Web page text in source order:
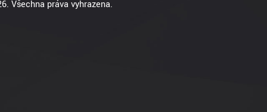
Všechna práva vyhrazena.